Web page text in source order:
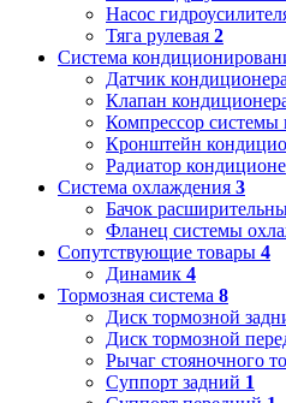
Насос
Тяга рулевая 2
Система
Датчик кондиционера
Клапан
Компрессор
Кронштейн
Радиатор
Система охлаждения 3
Бачок
Фланец системы
Сопутствующие товары 4
Динамик 4
Тормозная система 8
Диск тормозной
Диск тормозной
Рычаг стояночного
Суппорт задний 1